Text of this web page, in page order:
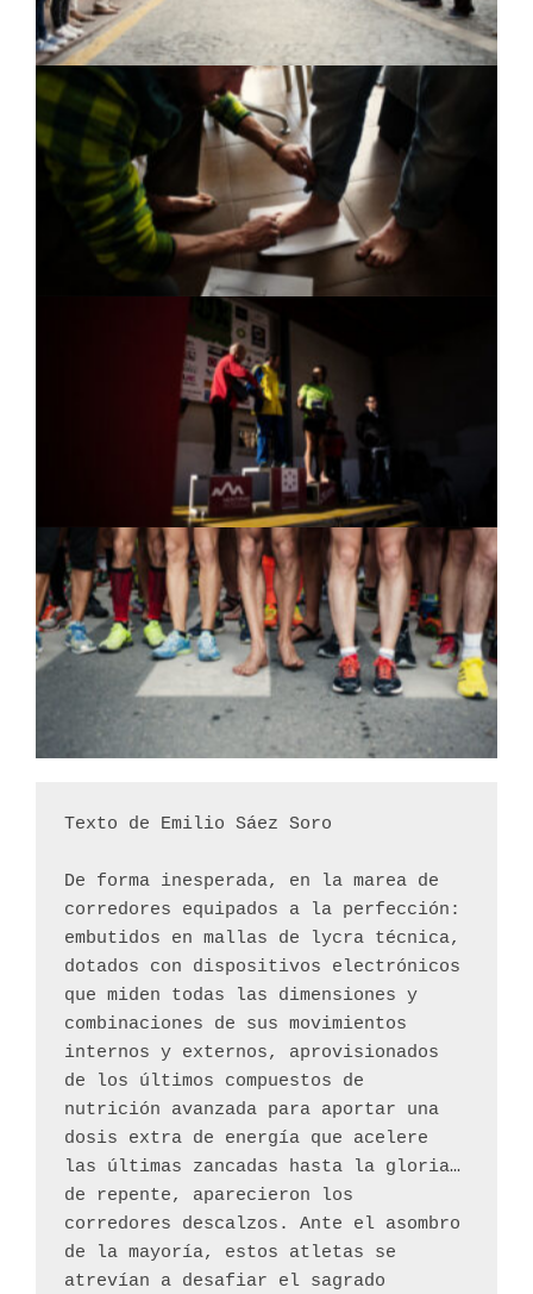
José Ángel Carballo, artesano de sandalias a
medida (Huaraches) para su propia marca
«Native Sandals»
Podio en la categoría Veterano A de la carreta
10K Hdos de Castellón. Se aprecia la sorpresiva
mirada de los dos corredores acolchados.
Línea de salida de la carrera de Cross «La
batalla de MUnda» en Montilla, Córdoba. Los
pies descalzos son del escritor y corredor
descalcista Emilio Saez Soro.
Texto de Emilio Sáez Soro
De forma inesperada, en la marea de
corredores equipados a la perfección:
embutidos en mallas de lycra técnica,
dotados con dispositivos electrónicos
que miden todas las dimensiones y
combinaciones de sus movimientos
internos y externos, aprovisionados
de los últimos compuestos de
nutrición avanzada para aportar una
dosis extra de energía que acelere
las últimas zancadas hasta la gloria…
de repente, aparecieron los
corredores descalzos. Ante el asombro
de la mayoría, estos atletas se
atrevían a desafiar el sagrado